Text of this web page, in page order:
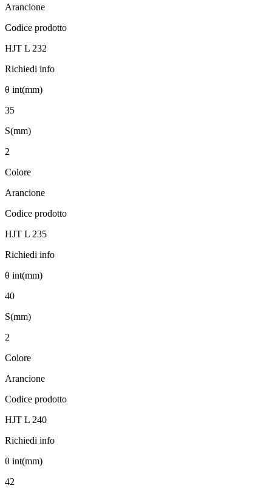
Arancione
Codice prodotto
HJT L 232
Richiedi info
θ int(mm)
35
S(mm)
2
Colore
Arancione
Codice prodotto
HJT L 235
Richiedi info
θ int(mm)
40
S(mm)
2
Colore
Arancione
Codice prodotto
HJT L 240
Richiedi info
θ int(mm)
42